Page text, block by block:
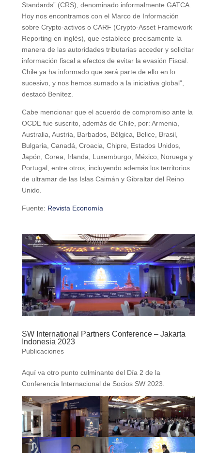
Standards” (CRS), denominado informalmente GATCA.
Hoy nos encontramos con el Marco de Información
sobre Crypto-activos o CARF (Crypto-Asset Framework
Reporting en inglés), que establece precisamente la
manera de las autoridades tributarias acceder y solicitar
información fiscal a efectos de evitar la evasión Fiscal.
Chile ya ha informado que será parte de ello en lo
sucesivo, y nos hemos sumado a la iniciativa global”,
destacó Benítez.
Cabe mencionar que el acuerdo de compromiso ante la
OCDE fue suscrito, además de Chile, por: Armenia,
Australia, Austria, Barbados, Bélgica, Belice, Brasil,
Bulgaria, Canadá, Croacia, Chipre, Estados Unidos,
Japón, Corea, Irlanda, Luxemburgo, México, Noruega y
Portugal, entre otros, incluyendo además los territorios
de ultramar de las Islas Caimán y Gibraltar del Reino
Unido.
Fuente: Revista Economía
SW International Partners Conference – Jakarta
Indonesia 2023
Publicaciones
Aquí va otro punto culminante del Día 2 de la
Conferencia Internacional de Socios SW 2023.